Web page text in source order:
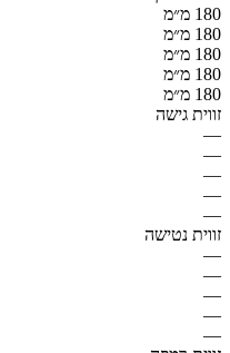
180 מ״מ
180 מ״מ
180 מ״מ
180 מ״מ
180 מ״מ
זווית גישה
—
—
—
—
—
זווית נטישה
—
—
—
—
—